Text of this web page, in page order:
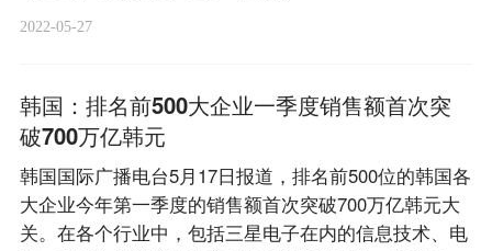
2022-05-27
韩国：排名前500大企业一季度销售额首次突
破700万亿韩元
韩国国际广播电台5月17日报道，排名前500位的韩国各
大企业今年第一季度的销售额首次突破700万亿韩元大
关。在各个行业中，包括三星电子在内的信息技术、电